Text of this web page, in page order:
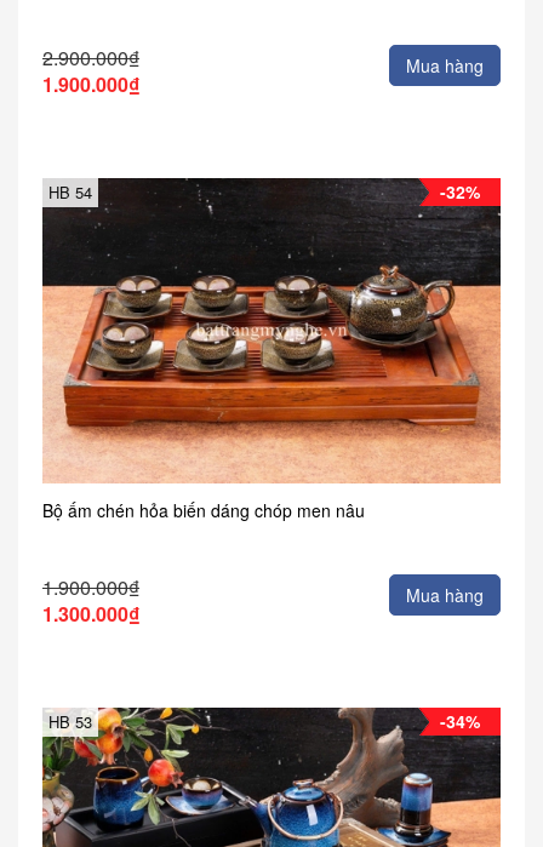
2.900.000₫
1.900.000₫
Mua hàng
-32%
HB 54
Bộ ấm chén hỏa biến dáng chóp men nâu
1.900.000₫
1.300.000₫
Mua hàng
-34%
HB 53